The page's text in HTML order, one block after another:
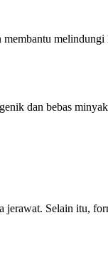
membantu
dan bebas
jerawat. Selain itu,